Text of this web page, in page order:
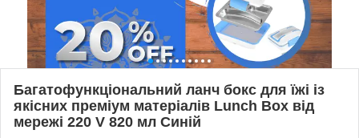
Багатофункціональний ланч бокс для їжі із
якісних преміум матеріалів Lunch Box від
мережі 220 V 820 мл Синій